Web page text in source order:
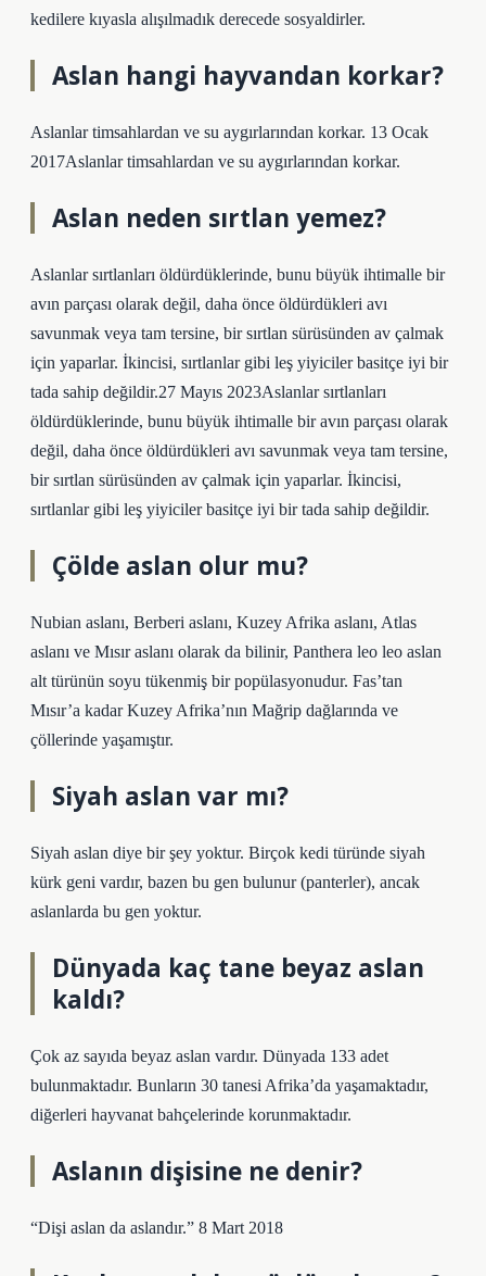
kedilere kıyasla alışılmadık derecede sosyaldirler.
Aslan hangi hayvandan korkar?
Aslanlar timsahlardan ve su aygırlarından korkar. 13 Ocak
2017Aslanlar timsahlardan ve su aygırlarından korkar.
Aslan neden sırtlan yemez?
Aslanlar sırtlanları öldürdüklerinde, bunu büyük ihtimalle bir
avın parçası olarak değil, daha önce öldürdükleri avı
savunmak veya tam tersine, bir sırtlan sürüsünden av çalmak
için yaparlar. İkincisi, sırtlanlar gibi leş yiyiciler basitçe iyi bir
tada sahip değildir.27 Mayıs 2023Aslanlar sırtlanları
öldürdüklerinde, bunu büyük ihtimalle bir avın parçası olarak
değil, daha önce öldürdükleri avı savunmak veya tam tersine,
bir sırtlan sürüsünden av çalmak için yaparlar. İkincisi,
sırtlanlar gibi leş yiyiciler basitçe iyi bir tada sahip değildir.
Çölde aslan olur mu?
Nubian aslanı, Berberi aslanı, Kuzey Afrika aslanı, Atlas
aslanı ve Mısır aslanı olarak da bilinir, Panthera leo leo aslan
alt türünün soyu tükenmiş bir popülasyonudur. Fas’tan
Mısır’a kadar Kuzey Afrika’nın Mağrip dağlarında ve
çöllerinde yaşamıştır.
Siyah aslan var mı?
Siyah aslan diye bir şey yoktur. Birçok kedi türünde siyah
kürk geni vardır, bazen bu gen bulunur (panterler), ancak
aslanlarda bu gen yoktur.
Dünyada kaç tane beyaz aslan
kaldı?
Çok az sayıda beyaz aslan vardır. Dünyada 133 adet
bulunmaktadır. Bunların 30 tanesi Afrika’da yaşamaktadır,
diğerleri hayvanat bahçelerinde korunmaktadır.
Aslanın dişisine ne denir?
“Dişi aslan da aslandır.” 8 Mart 2018